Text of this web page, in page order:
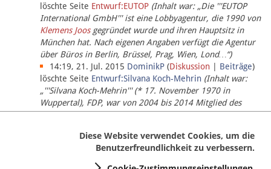
löschte Seite Entwurf:EUTOP (Inhalt war: „Die '''EUTOP
International GmbH''' ist eine Lobbyagentur, die 1990 von
Klemens Joosgegründet wurde und ihren Hauptsitz in
München hat. Nach eigenen Angaben verfügt die Agentur
über Büros in Berlin, Brüssel, Prag, Wien, Lond…“)
14:19, 21. Jul. 2015 DominikP (Diskussion Beiträge)
löschte Seite Entwurf:Silvana Koch-Mehrin (Inhalt war:
„'''Silvana Koch-Mehrin''' (* 17. November 1970 in
Wuppertal), FDP, war von 2004 bis 2014 Mitglied des
Europäischen Parlaments, seit November 2014 ist sie für
Diese Website verwendet Cookies, um die
Benutzerfreundlichkeit zu verbessern.